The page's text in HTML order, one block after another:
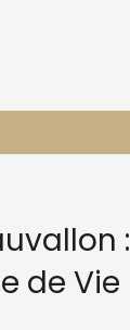
:
de Vie